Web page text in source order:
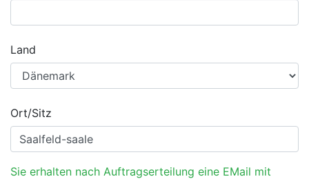
Land
Ort/Sitz
Sie erhalten nach Auftragserteilung eine EMail mit